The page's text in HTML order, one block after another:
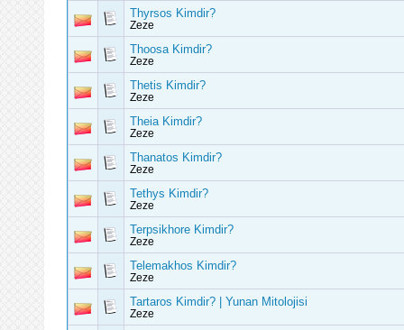
Thyrsos Kimdir?
Zeze
Thoosa Kimdir?
Zeze
Thetis Kimdir?
Zeze
Theia Kimdir?
Zeze
Thanatos Kimdir?
Zeze
Tethys Kimdir?
Zeze
Terpsikhore Kimdir?
Zeze
Telemakhos Kimdir?
Zeze
Tartaros Kimdir? | Yunan Mitolojisi
Zeze